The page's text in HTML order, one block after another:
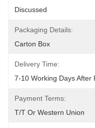
Discussed
Packaging Details:
Carton Box
Delivery Time:
7-10 Working Days After
Payment Terms:
T/T Or Western Union